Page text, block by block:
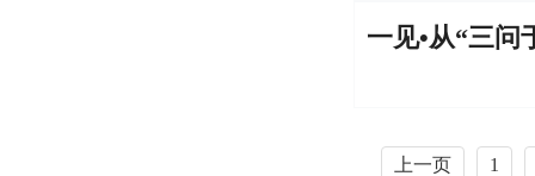
一见•从“三问
上一页 1